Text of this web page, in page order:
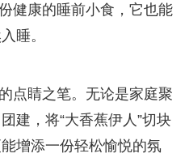
健康的睡前小食，它也能
睡。
点睛之笔。无论是家庭聚
建，将“大香蕉伊人”切块
增添一份轻松愉悦的氛